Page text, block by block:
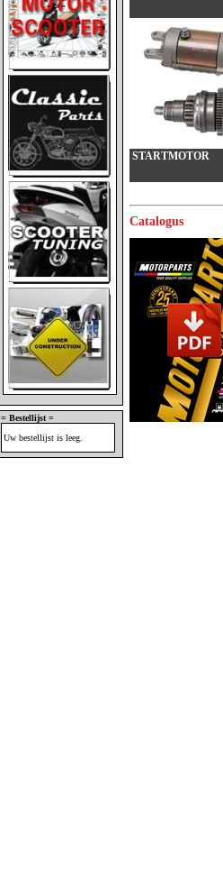
= Bestellijst =
Uw bestellijst is leeg.
STARTMOTOR
Catalogus